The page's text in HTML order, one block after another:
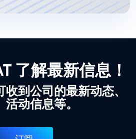
了解最新信息！
到公司的最新动态、
活动信息等。